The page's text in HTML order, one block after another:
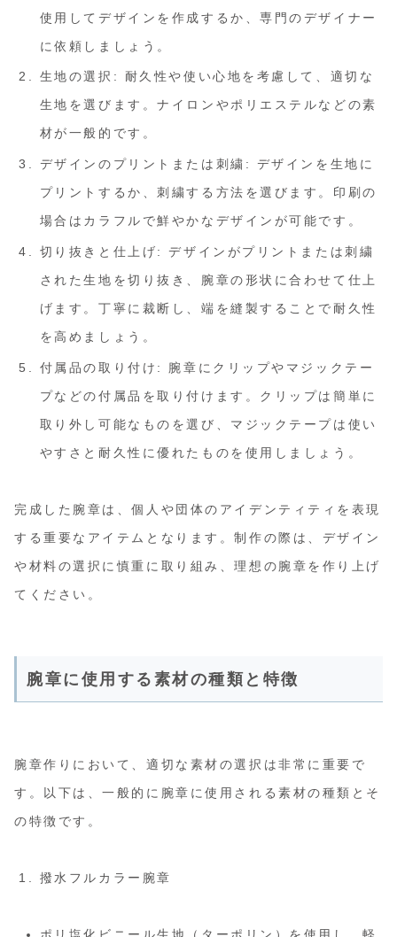
使用してデザインを作成するか、専門のデザイナー
に依頼しましょう。
生地の選択: 耐久性や使い心地を考慮して、適切な
生地を選びます。ナイロンやポリエステルなどの素
材が一般的です。
デザインのプリントまたは刺繍: デザインを生地に
プリントするか、刺繍する方法を選びます。印刷の
場合はカラフルで鮮やかなデザインが可能です。
切り抜きと仕上げ: デザインがプリントまたは刺繍
された生地を切り抜き、腕章の形状に合わせて仕上
げます。丁寧に裁断し、端を縫製することで耐久性
を高めましょう。
付属品の取り付け: 腕章にクリップやマジックテー
プなどの付属品を取り付けます。クリップは簡単に
取り外し可能なものを選び、マジックテープは使い
やすさと耐久性に優れたものを使用しましょう。
完成した腕章は、個人や団体のアイデンティティを表現
する重要なアイテムとなります。制作の際は、デザイン
や材料の選択に慎重に取り組み、理想の腕章を作り上げ
てください。
腕章に使用する素材の種類と特徴
腕章作りにおいて、適切な素材の選択は非常に重要で
す。以下は、一般的に腕章に使用される素材の種類とそ
の特徴です。
撥水フルカラー腕章